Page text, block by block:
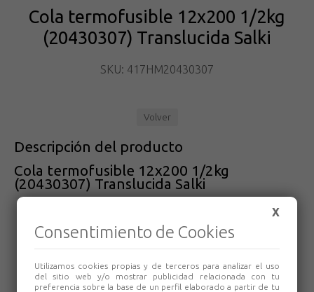
Cola termofusible 12x200 1/2kg
(20430307) Translucida Salki
SKU: 417HM20430307
Volver
Descripción del producto
Cola termofusible 12x200 1/2kg
(20430307) Translucida Salki
Cola termofusible de color translúcido de Ø 12mm para uso
Barras extra largas para un alto flujo de trabajo
Diámetro 12 mm x 200 mm de longitud. (MAX)
1/2 Kg aproximadamente
X
Consentimiento de Cookies
Utilizamos cookies propias y de terceros para analizar el uso
del sitio web y/o mostrar publicidad relacionada con tu
preferencia sobre la base de un perfil elaborado a partir de tu